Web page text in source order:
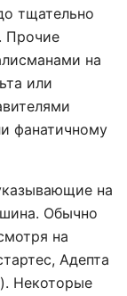
тщательно
Прочие
на
или
фанатичному
на
Обычно
на
Адепта
Некоторые